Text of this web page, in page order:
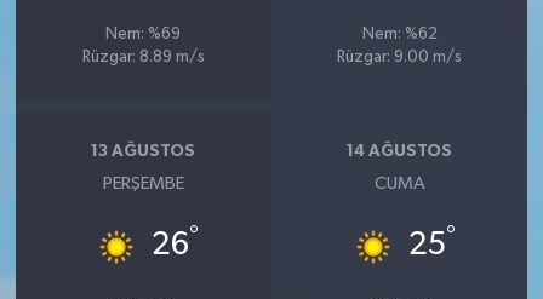
Nem: %69
Rüzgar: 8.89 m/s
Nem: %62
Rüzgar: 9.00 m/s
13 AĞUSTOS
PERŞEMBE
26°
14 AĞUSTOS
CUMA
25°